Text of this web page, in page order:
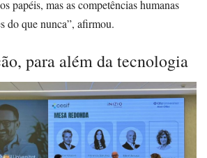
papéis, mas as competências humanas
do que nunca”, afirmou.
para além da tecnologia